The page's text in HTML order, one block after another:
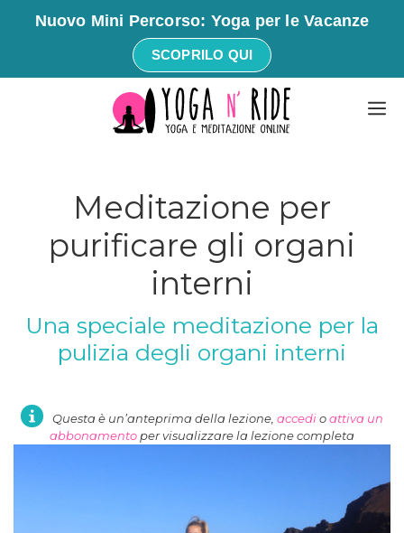
Nuovo Mini Percorso: Yoga per le Vacanze
SCOPRILO QUI
Meditazione per
purificare gli organi
interni
Una speciale meditazione per la
pulizia degli organi interni
Questa è un’anteprima della lezione, accedioattiva un
abbonamento per visualizzare la lezione completa